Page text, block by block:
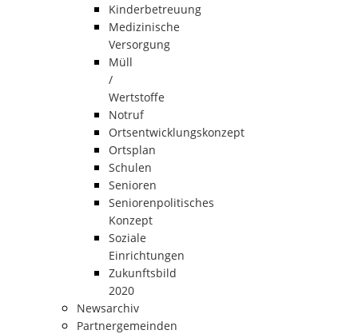
Kinderbetreuung
Medizinische
Versorgung
Müll
/
Wertstoffe
Notruf
Ortsentwicklungskonzept
Ortsplan
Schulen
Senioren
Seniorenpolitisches
Konzept
Soziale
Einrichtungen
Zukunftsbild
2020
Newsarchiv
Partnergemeinden